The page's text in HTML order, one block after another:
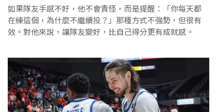
如果隊友手感不好，他不會責怪，而是提醒：「你每天都
在練這個，為什麼不繼續投？」那種方式不強勢，但很有
效。對他來說，讓隊友變好，比自己得分更有成就感。